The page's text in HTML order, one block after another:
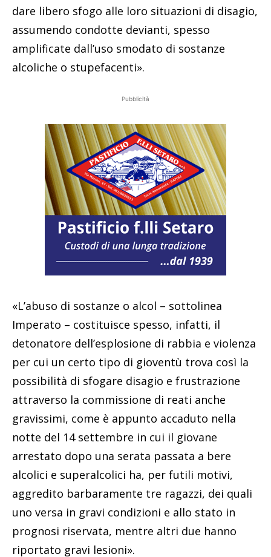
dare libero sfogo alle loro situazioni di disagio,
assumendo condotte devianti, spesso
amplificate dall’uso smodato di sostanze
alcoliche o stupefacenti».
Pubblicità
«L’abuso di sostanze o alcol – sottolinea
Imperato – costituisce spesso, infatti, il
detonatore dell’esplosione di rabbia e violenza
per cui un certo tipo di gioventù trova così la
possibilità di sfogare disagio e frustrazione
attraverso la commissione di reati anche
gravissimi, come è appunto accaduto nella
notte del 14 settembre in cui il giovane
arrestato dopo una serata passata a bere
alcolici e superalcolici ha, per futili motivi,
aggredito barbaramente tre ragazzi, dei quali
uno versa in gravi condizioni e allo stato in
prognosi riservata, mentre altri due hanno
riportato gravi lesioni».